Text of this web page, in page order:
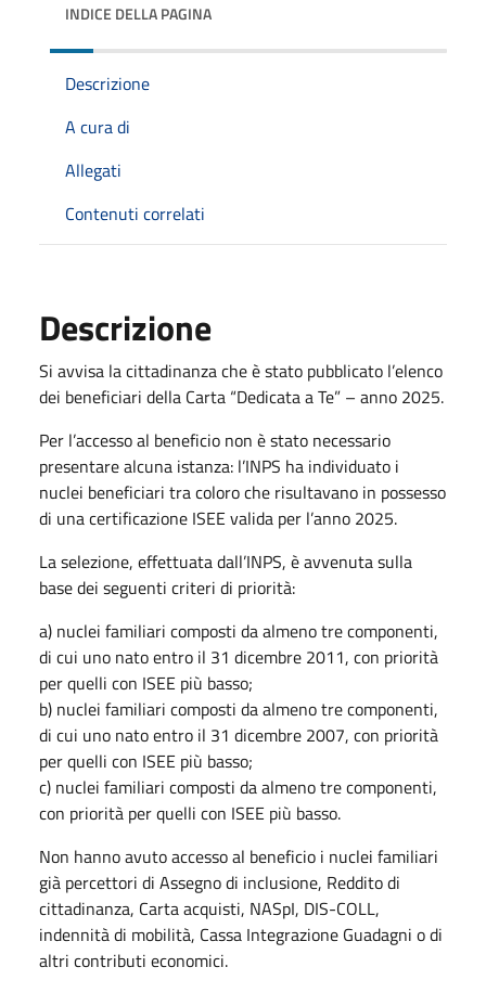
INDICE DELLA PAGINA
Descrizione
A cura di
Allegati
Contenuti correlati
Descrizione
Si avvisa la cittadinanza che è stato pubblicato l’elenco
dei beneficiari della Carta “Dedicata a Te” – anno 2025.
Per l’accesso al beneficio non è stato necessario
presentare alcuna istanza: l’INPS ha individuato i
nuclei beneficiari tra coloro che risultavano in possesso
di una certificazione ISEE valida per l’anno 2025.
La selezione, effettuata dall’INPS, è avvenuta sulla
base dei seguenti criteri di priorità:
a) nuclei familiari composti da almeno tre componenti,
di cui uno nato entro il 31 dicembre 2011, con priorità
per quelli con ISEE più basso;
b) nuclei familiari composti da almeno tre componenti,
di cui uno nato entro il 31 dicembre 2007, con priorità
per quelli con ISEE più basso;
c) nuclei familiari composti da almeno tre componenti,
con priorità per quelli con ISEE più basso.
Non hanno avuto accesso al beneficio i nuclei familiari
già percettori di Assegno di inclusione, Reddito di
cittadinanza, Carta acquisti, NASpI, DIS-COLL,
indennità di mobilità, Cassa Integrazione Guadagni o di
altri contributi economici.